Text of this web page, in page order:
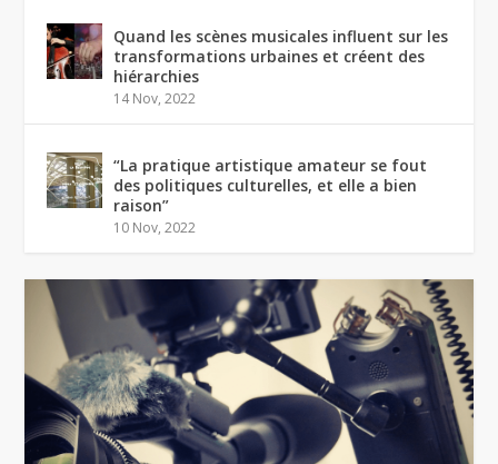
Quand les scènes musicales influent sur les
transformations urbaines et créent des
hiérarchies
14 Nov, 2022
“La pratique artistique amateur se fout
des politiques culturelles, et elle a bien
raison”
10 Nov, 2022